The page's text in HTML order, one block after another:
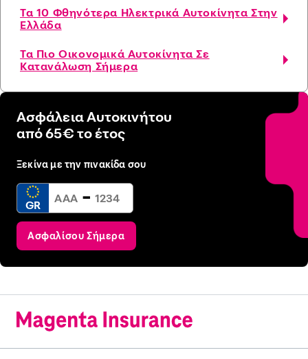
Τα 10 Φθηνότερα Ηλεκτρικά Αυτοκίνητα Στην
Ελλάδα
Τα Πιο Οικονομικά Αυτοκίνητα Σε
Κατανάλωση Σήμερα
Ασφάλεια Αυτοκινήτου
από 65€ το έτος
Ξεκίνα με την πινακίδα σου
GR -
Ασφαλίσου Σήμερα